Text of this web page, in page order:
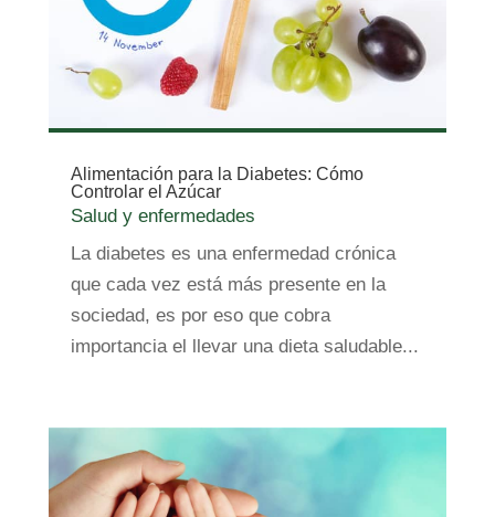
Alimentación para la Diabetes: Cómo
Controlar el Azúcar
Salud y enfermedades
La diabetes es una enfermedad crónica
que cada vez está más presente en la
sociedad, es por eso que cobra
importancia el llevar una dieta saludable...